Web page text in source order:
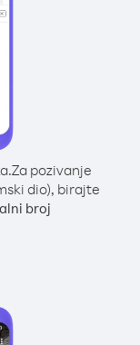
Za pozivanje
dio), birajte
broj